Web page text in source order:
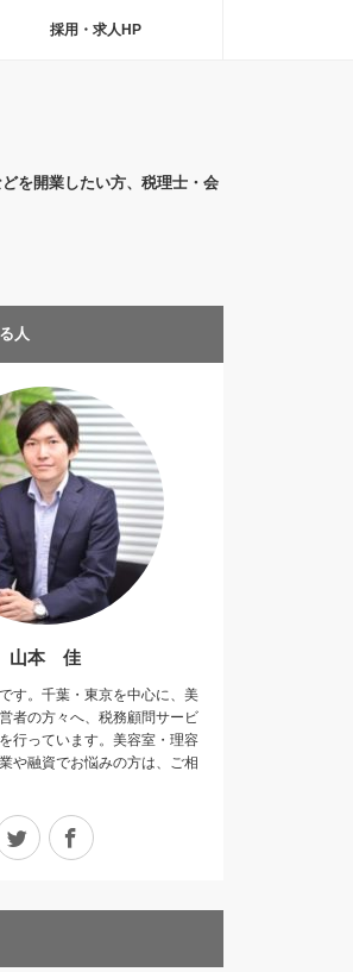
採用・求人HP
を開業したい方、税理士・会
人
山本 佳
す。千葉・東京を中心に、美
者の方々へ、税務顧問サービ
行っています。美容室・理容
や融資でお悩みの方は、ご相
Twitter